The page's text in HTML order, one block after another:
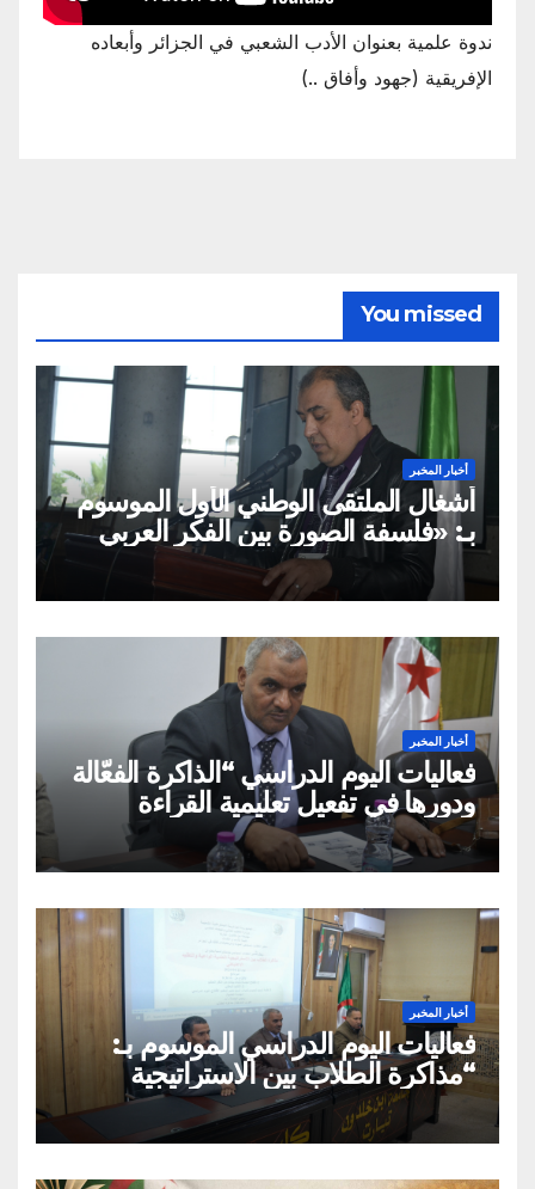
ندوة علمية بعنوان الأدب الشعبي في الجزائر وأبعاده
الإفريقية (جهود وأفاق ..)
You missed
أخبار المخبر
أشغال الملتقى الوطني الأول الموسوم
بـ: «فلسفة الصورة بين الفكر العربي
الإسلامي والفكر الغربي: من
الميتافيزيقيا المتعالية إلى الممارسة
أخبار المخبر
فعاليات اليوم الدراسي “الذاكرة الفعّالة
ودورها في تفعيل تعليمية القراءة
السريعة والقراءة التصويرية”
أخبار المخبر
فعاليات اليوم الدراسي الموسوم بـ:
“مذاكرة الطلاب بين الاستراتيجية
العلمية الواعية والتقليد الاعتباطي”